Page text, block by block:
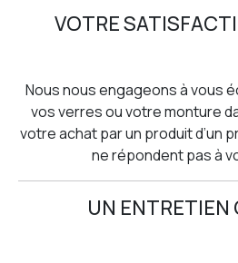
VOTRE
Nous nous engageons à vous
vos verres ou votre monture
votre achat par un produit d’un
ne répondent pas à
UN ENTRETIEN